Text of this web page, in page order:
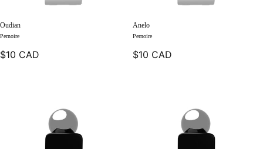
Oudian
Pernoire
$10 CAD
Anelo
Pernoire
$10 CAD